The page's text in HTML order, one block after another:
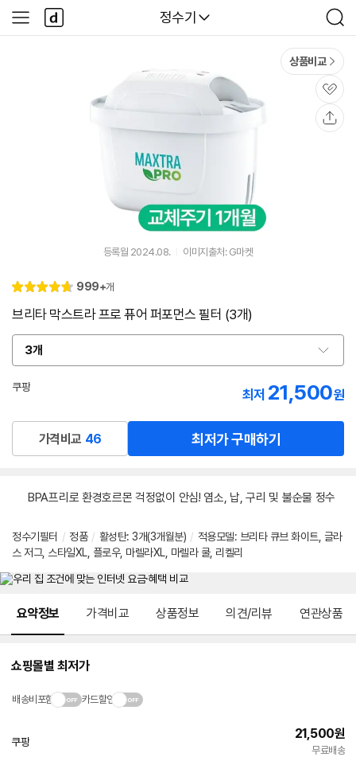
다나와
정수기
검
색
사
이
다
나
와
상품비교
관
심
등록월 2024.08. 이미지출처: G마켓
별
4.
리
999+개
브리타 막스트라 프로 퓨어 퍼포먼스 필터 (3개)
3개
옵
션
선
쿠팡
최저 21,500원
가격비교 46 최저가 구매하기
BPA프리로 환경호르몬 걱정없이 안심! 염소, 납, 구리 및 불순물 정수
정수기필터 / 정품 / 활성탄: 3개(3개월분) / 적용모델: 브리타 큐브 화이트, 글라
스 저그, 스타일XL, 플로우, 마렐라XL, 마렐라 쿨, 리켈리
요약정보 가격비교 상품정보 의견/리뷰 연관상품
쇼핑몰별 최저가
배송비포함 카드할인
쿠팡
21,500원
무료배송